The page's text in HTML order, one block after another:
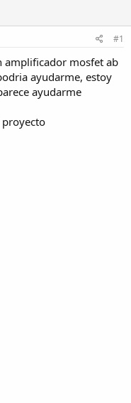
#1
amplificador mosfet ab
ayudarme, estoy
ayudarme